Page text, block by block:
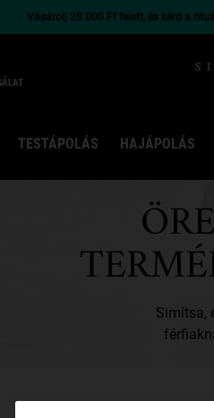
Vásárolj 28 000 Ft felett, és kérd a
TESTÁPOLÁS HAJÁPOLÁS
Simítsa,